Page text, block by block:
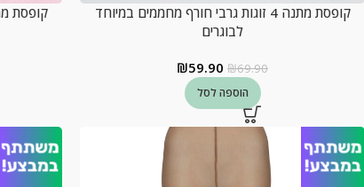
קופסת מתנה 4 זוגות גרבי חורף מחממים במיוחד
לבוגרים
₪69.90
₪59.90
הוספה לסל